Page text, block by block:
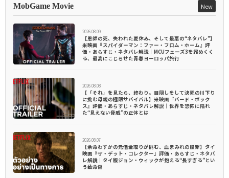
MobGame Movie New
2026.08.09
【恩師の死、失われた夏休み、そして最悪の“ネタバレ”】
米映画『スパイダーマン：ファー・フロム・ホーム』評
価・あらすじ・ネタバレ解説｜MCUフェーズ3を締めくく
る、最高にこじらせた青春ヨーロッパ旅行
2026.08.08
【「それ」を見たら、終わり。目隠しをして決死の川下り
に挑む母親の極限サバイバル】米映画『バード・ボック
ス』評価・あらすじ・ネタバレ解説｜世界を恐怖に陥れ
た“見えない脅威”の正体とは
2026.08.07
【余命わずかの元借金取りが挑む、血まみれの贖罪】タイ
映画『ザ・デット・コレクター』評価・あらすじ・ネタバ
レ解説｜タイ版ジョン・ウィックが抱える“長すぎる”とい
う致命傷